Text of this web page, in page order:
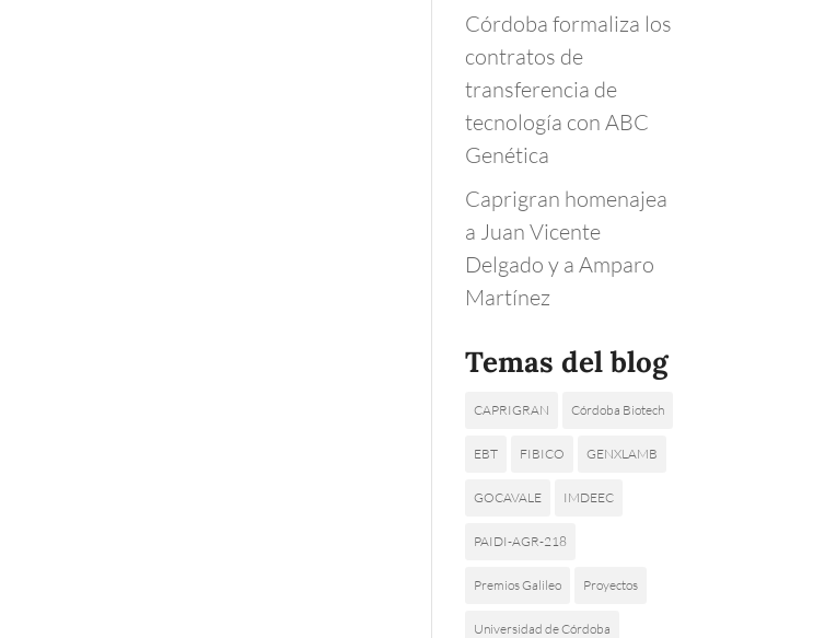
Córdoba formaliza los
contratos de
transferencia de
tecnología con ABC
Genética
Caprigran homenajea
a Juan Vicente
Delgado y a Amparo
Martínez
Temas del blog
CAPRIGRAN Córdoba Biotech
EBT FIBICO GENXLAMB
GOCAVALE IMDEEC
PAIDI-AGR-218
Premios Galileo Proyectos
Universidad de Córdoba